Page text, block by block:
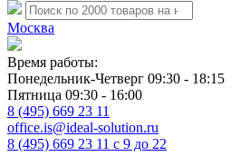
Москва
Время работы:
Понедельник-Четверг 09:30 - 18:15
Пятница 09:30 - 16:00
8 (495) 669 23 11
office.is@ideal-solution.ru
8 (495) 669 23 11 с 9 до 22